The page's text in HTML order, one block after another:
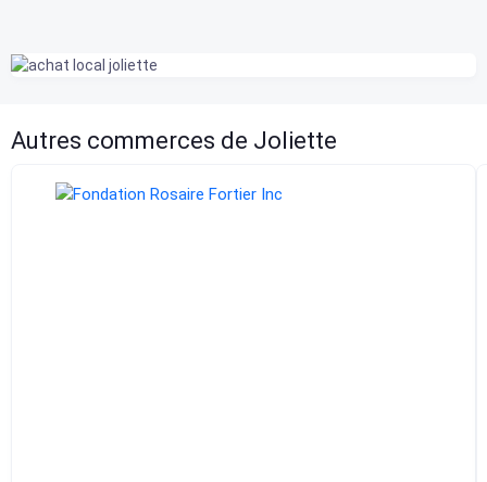
Autres commerces de Joliette